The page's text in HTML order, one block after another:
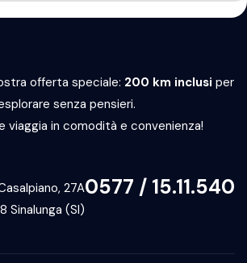
offerta speciale: 200 km inclusi per
senza pensieri.
viaggia in comodità e convenienza!
0577 / 15.11.540
27A
Sinalunga (SI)